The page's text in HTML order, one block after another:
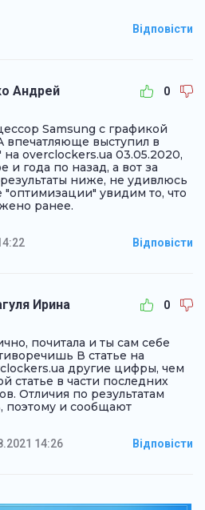
Відповісти
Андрей 0
Samsung с графикой
впечатляюще выступил в
на overclockers.ua 03.05.2020,
и года по назад, а вот за
ниже, не удивлюсь
"оптимизации" увидим то, что
ранее.
Відповісти
Ирина 0
почитала и ты сам себе
В статье на
другие цифры, чем
статье в части последних
Отличия по результатам
поэтому и сообщают
14:26 Відповісти